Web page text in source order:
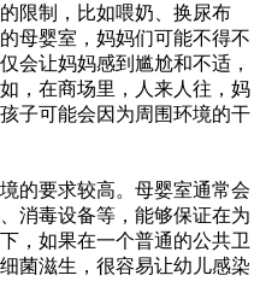
限制，比如喂奶、换尿布
母婴室，妈妈们可能不得不
会让妈妈感到尴尬和不适，
，在商场里，人来人往，妈
子可能会因为周围环境的干
的要求较高。母婴室通常会
消毒设备等，能够保证在为
，如果在一个普通的公共卫
菌滋生，很容易让幼儿感染